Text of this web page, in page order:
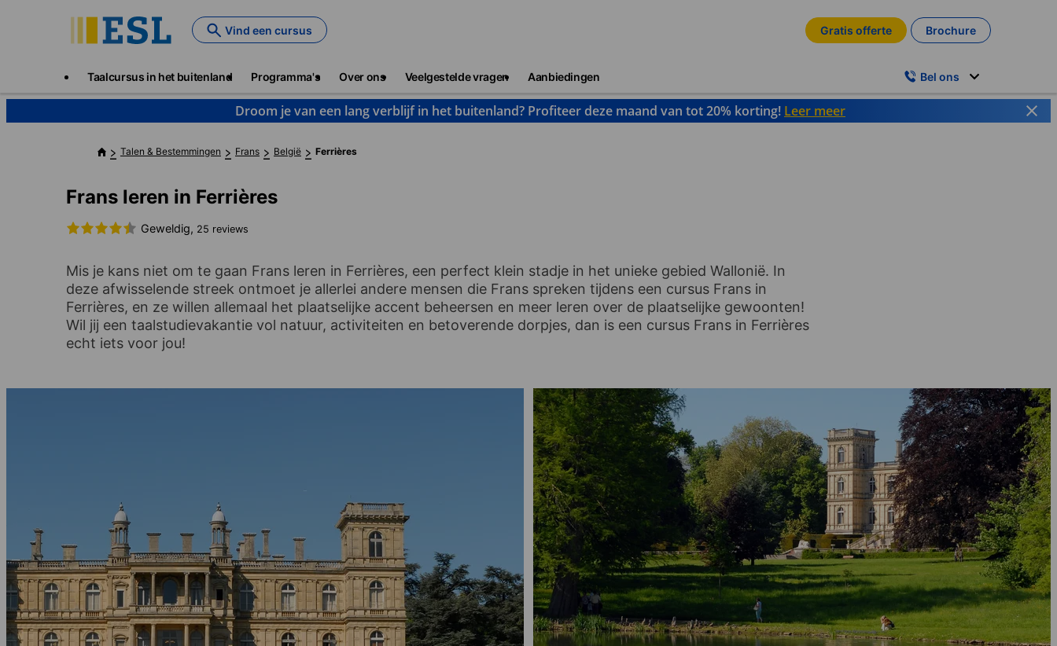
Vind een cursus Gratis offerte Brochure
Taalcursus in het buitenland Programma's Over ons Veelgestelde vragen Aanbiedingen Bel ons
Droom je van een lang verblijf in het buitenland? Profiteer deze maand van tot 20% korting! Leer meer
Talen & Bestemmingen Frans België Ferrières
Frans leren in Ferrières
Geweldig, 25 reviews
Mis je kans niet om te gaan Frans leren in Ferrières, een perfect klein stadje in het unieke gebied Wallonië. In
deze afwisselende streek ontmoet je allerlei andere mensen die Frans spreken tijdens een cursus Frans in
Ferrières, en ze willen allemaal het plaatselijke accent beheersen en meer leren over de plaatselijke gewoonten!
Wil jij een taalstudievakantie vol natuur, activiteiten en betoverende dorpjes, dan is een cursus Frans in Ferrières
echt iets voor jou!